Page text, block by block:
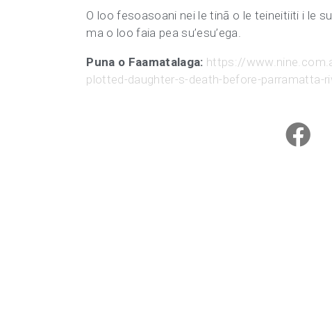
O loo fesoasoani nei le tinā o le teineitiiti i le
ma o loo faia pea su’esu’ega.
Puna o Faamatalaga: https://
plotted-daughter-s-death-before-parramatta-